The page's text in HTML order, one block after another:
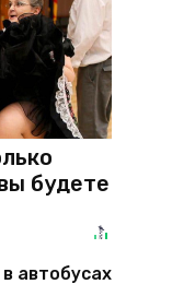
будете
автобусах